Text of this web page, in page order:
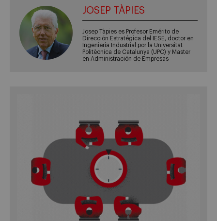
JOSEP TÀPIES
Josep Tàpies es Profesor Emérito de
Dirección Estratégica del IESE, doctor en
Ingeniería Industrial por la Universitat
Politècnica de Catalunya (UPC) y Master
en Administración de Empresas